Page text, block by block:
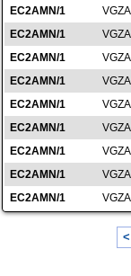
EC2AMN/1
EC2AMN/1
EC2AMN/1
EC2AMN/1
EC2AMN/1
EC2AMN/1
EC2AMN/1
EC2AMN/1
EC2AMN/1